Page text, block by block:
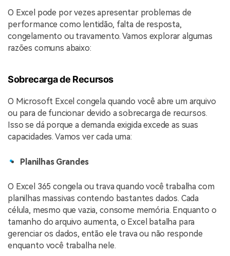
O Excel pode por vezes apresentar problemas de
performance como lentidão, falta de resposta,
congelamento ou travamento. Vamos explorar algumas
razões comuns abaixo:
Sobrecarga de Recursos
O Microsoft Excel congela quando você abre um arquivo
ou para de funcionar devido a sobrecarga de recursos.
Isso se dá porque a demanda exigida excede as suas
capacidades. Vamos ver cada uma:
Planilhas Grandes
O Excel 365 congela ou trava quando você trabalha com
planilhas massivas contendo bastantes dados. Cada
célula, mesmo que vazia, consome memória. Enquanto o
tamanho do arquivo aumenta, o Excel batalha para
gerenciar os dados, então ele trava ou não responde
enquanto você trabalha nele.